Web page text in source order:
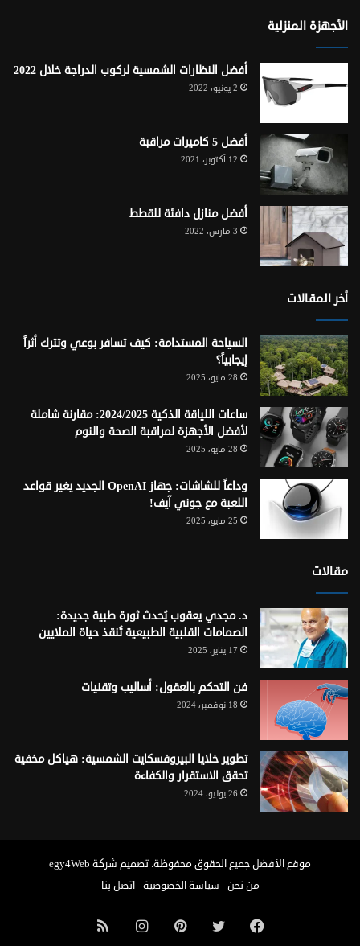
الأجهزة المنزلية
أفضل النظارات الشمسية لركوب الدراجة خلال 2022
2 يونيو، 2022
أفضل 5 كاميرات مراقبة
12 أكتوبر، 2021
أفضل منازل دافئة للقطط
3 مارس، 2022
أخر المقالات
السياحة المستدامة: كيف تسافر بوعي وتترك أثراً
إيجابياً؟
28 مايو، 2025
ساعات اللياقة الذكية 2024/2025: مقارنة شاملة
لأفضل الأجهزة لمراقبة الصحة والنوم
28 مايو، 2025
وداعاً للشاشات: جهاز OpenAI الجديد يغير قواعد
اللعبة مع جوني آيف!
25 مايو، 2025
مقالات
د. مجدي يعقوب يُحدث ثورة طبية جديدة:
الصمامات القلبية الطبيعية تُنقذ حياة الملايين
17 يناير، 2025
فن التحكم بالعقول: أساليب وتقنيات
18 نوفمبر، 2024
تطوير خلايا البيروفسكايت الشمسية: هياكل مخفية
تحقق الاستقرار والكفاءة
26 يوليو، 2024
موقع الأفضلجميع الحقوق محفوظة. تصميم شركة egy4Web
من نحن
سياسة الخصوصية اتصل بنا
فيسبوك تويتر بينتيريستانستقرام